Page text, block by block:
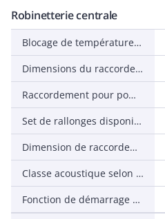
Robinetterie centrale
Blocage de température (38 °C)
Dimensions du raccordement pour pompes
Raccordement pour pompes
Set de rallonges disponible
Dimension de raccordement alimentation
Classe acoustique selon norme EN ISO 3822
Fonction de démarrage à froid